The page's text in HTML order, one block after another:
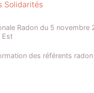
Solidarités
Radon du 5 novembre
Est
des référents radon